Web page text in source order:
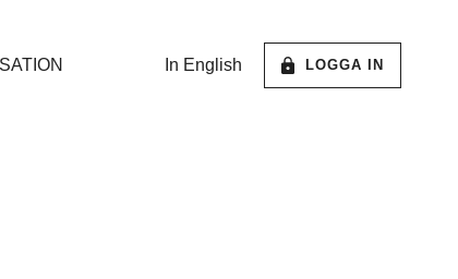
In English LOGGA IN